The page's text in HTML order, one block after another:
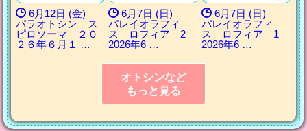
6月12日 (金)
パラオトシン ス
ピロソーマ ２０
２６年６月１ …
6月7日 (日)
パレイオラフィ
ス ロフィア 2
2026年6 …
6月7日 (日)
パレイオラフィ
ス ロフィア 1
2026年6 …
オトシンなど
もっと見る